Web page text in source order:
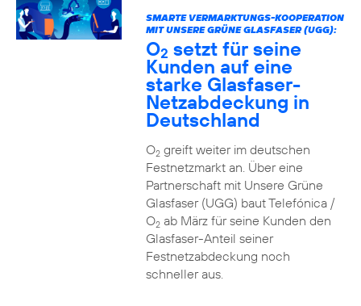
SMARTE VERMARKTUNGS-KOOPERATION
MIT UNSERE GRÜNE GLASFASER (UGG):
O2 setzt für seine
Kunden auf eine
starke Glasfaser-
Netzabdeckung in
Deutschland
O2greift weiter im deutschen
Festnetzmarkt an. Über eine
Partnerschaft mit Unsere Grüne
Glasfaser (UGG) baut Telefónica /
O2ab März für seine Kunden den
Glasfaser-Anteil seiner
Festnetzabdeckung noch
schneller aus.